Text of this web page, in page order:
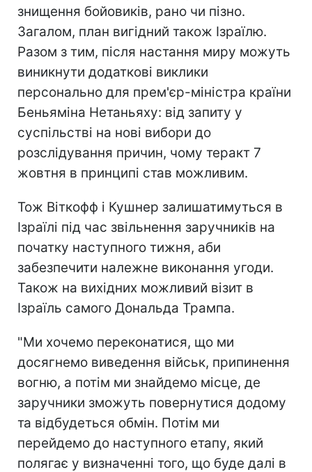
знищення бойовиків, рано чи пізно.
Загалом, план вигідний також Ізраїлю.
Разом з тим, після настання миру можуть
виникнути додаткові виклики
персонально для прем'єр-міністра країни
Беньяміна Нетаньяху: від запиту у
суспільстві на нові вибори до
розслідування причин, чому теракт 7
жовтня в принципі став можливим.
Тож Віткофф і Кушнер залишатимуться в
Ізраїлі під час звільнення заручників на
початку наступного тижня, аби
забезпечити належне виконання угоди.
Також на вихідних можливий візит в
Ізраїль самого Дональда Трампа.
"Ми хочемо переконатися, що ми
досягнемо виведення військ, припинення
вогню, а потім ми знайдемо місце, де
заручники зможуть повернутися додому
та відбудеться обмін. Потім ми
перейдемо до наступного етапу, який
полягає у визначенні того, що буде далі в